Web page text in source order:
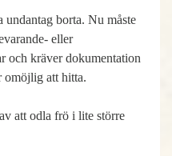
undantag borta. Nu måste
eller
och kräver dokumentation
omöjlig att hitta.
att odla frö i lite större